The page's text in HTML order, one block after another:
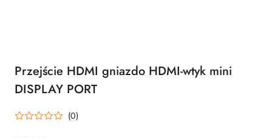
Przejście HDMI gniazdo HDMI-wtyk mini
DISPLAY PORT
(0)